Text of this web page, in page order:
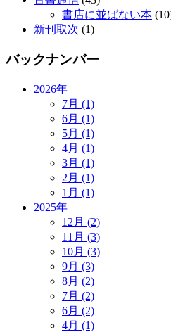
書店に並ばない本
新刊取次 (1)
バックナンバー
2026年
7月 (1)
6月 (1)
5月 (1)
4月 (1)
3月 (1)
2月 (1)
1月 (1)
2025年
12月 (2)
11月 (3)
10月 (3)
9月 (3)
8月 (2)
7月 (2)
6月 (2)
4月 (1)